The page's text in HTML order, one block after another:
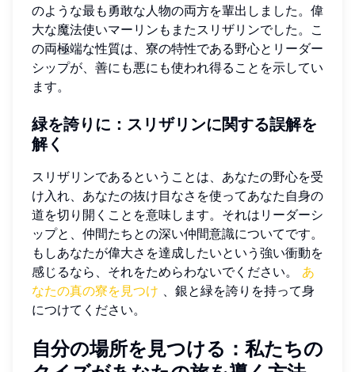
のような最も勇敢な人物の両方を輩出しました。偉
大な魔法使いマーリンもまたスリザリンでした。こ
の両極端な性質は、寮の特性である野心とリーダー
シップが、善にも悪にも使われ得ることを示してい
ます。
緑を誇りに：スリザリンに関する誤解を
解く
スリザリンであるということは、あなたの野心を受
け入れ、あなたの抜け目なさを使ってあなた自身の
道を切り開くことを意味します。それはリーダーシ
ップと、仲間たちとの深い仲間意識についてです。
もしあなたが偉大さを達成したいという強い衝動を
感じるなら、それをためらわないでください。 あ
なたの真の寮を見つけ 、銀と緑を誇りを持って身
につけてください。
自分の場所を見つける：私たちの